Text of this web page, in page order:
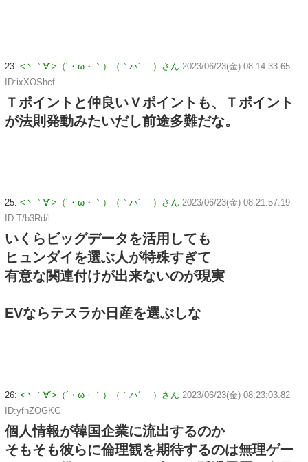
23: <丶｀∀´>（´・ω・｀）（｀ハ´ ）さん 2023/06/23(金) 08:14:33.65
ID:ixXOShcf
Ｔポイントと仲良いＶポイントも、Ｔポイント
が法則発動みたいだし前途多難だな。
25: <丶｀∀´>（´・ω・｀）（｀ハ´ ）さん 2023/06/23(金) 08:21:57.19
ID:T/b3Rd/l
いくらビッグデータを活用しても
ヒュンダイを選ぶ人が特殊すぎて
有意な関連付けが出来ないのが現実
EVならテスラか日産を選ぶしな
26: <丶｀∀´>（´・ω・｀）（｀ハ´ ）さん 2023/06/23(金) 08:23:03.82
ID:yfhZOGKC
個人情報が韓国企業に流出するのか
そもそも彼らに倫理観を期待するのは無理ゲー